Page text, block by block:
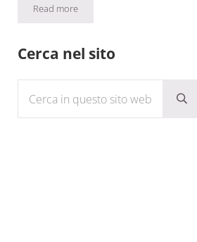
Read moreFiorentina-Bologna 2-1: io l’ho
Sidebar
Cerca nel sito